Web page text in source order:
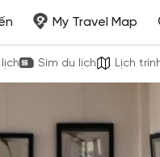
My Travel Map
Sim du lịch Lịch